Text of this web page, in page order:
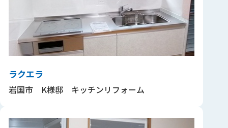
ラクエラ
岩国市 K様邸 キッチンリフォーム